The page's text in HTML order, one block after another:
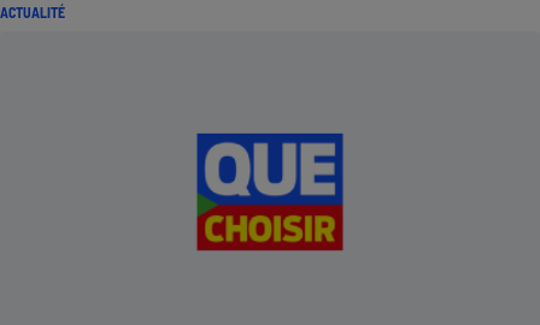
ACTUALITÉ